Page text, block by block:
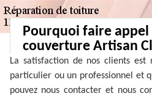
Pourquoi faire appel
couverture Artisan
La satisfaction de nos clients
particulier ou un professionnel et
pouvez nous contacter et nous